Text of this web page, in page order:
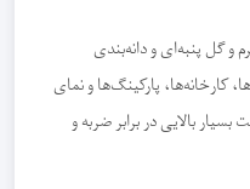
و گل پنبه‌ای و دانه‌بندی
پارکینگ‌ها و نمای
بالایی در برابر ضربه و